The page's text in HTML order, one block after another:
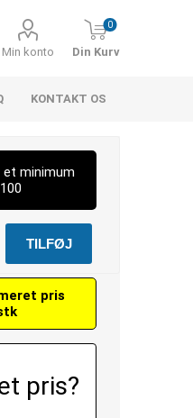
Min konto
0
Din Kurv
KONTAKT OS
minimum
pris
pris?